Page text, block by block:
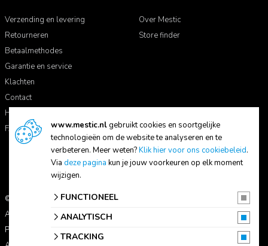
Verzending en levering
Retourneren
Betaalmethodes
Garantie en service
Klachten
Contact
Handleidingen
FAQ
Over Mestic
Store finder
© 2026 Mestic
Alle prijzen zijn inclusief btw.
Privacyverklaring
www.mestic.nlgebruikt cookies en soortgelijke
technologieën om de website te analyseren en te
verbeteren. Meer weten?Klik hier voor ons cookiebeleid.
Via deze pagina kun je jouw voorkeuren op elk moment
wijzigen.
FUNCTIONEEL
ANALYTISCH
TRACKING